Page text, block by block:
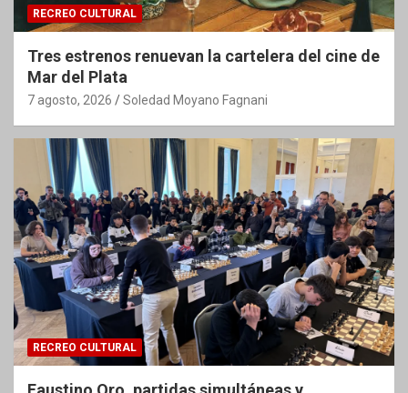
RECREO CULTURAL
Tres estrenos renuevan la cartelera del cine de
Mar del Plata
7 agosto, 2026 Soledad Moyano Fagnani
RECREO CULTURAL